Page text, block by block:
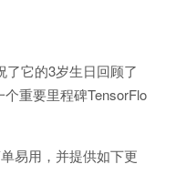
了它的3岁生日回顾了
重要里程碑TensorFlo
易用，并提供如下更